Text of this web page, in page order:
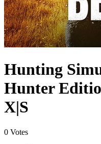
Hunting
Hunter
X|S
0 Votes